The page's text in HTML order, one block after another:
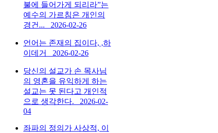
불에 들어가게 되리라”는
예수의 가르침은 개인의
경건...
2026-02-26
언어는 존재의 집이다, ,하
이데거
2026-02-26
당신의 설교가 손 목사님
의 영혼을 유익하게 하는
설교는 못 된다고 개인적
으로 생각한다.
2026-02-
04
좌파의 정의가 사상적, 이